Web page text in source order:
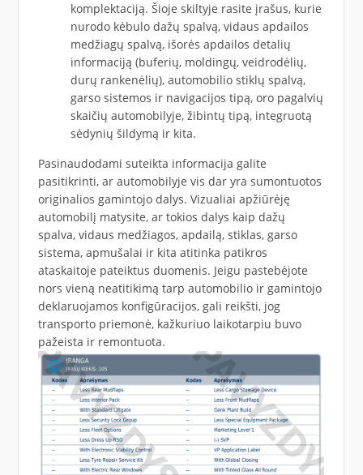
komplektaciją. Šioje skiltyje rasite įrašus, kurie
nurodo kėbulo dažų spalvą, vidaus apdailos
medžiagų spalvą, išorės apdailos detalių
informaciją (buferių, moldingų, veidrodėlių,
durų rankenėlių), automobilio stiklų spalvą,
garso sistemos ir navigacijos tipą, oro pagalvių
skaičių automobilyje, žibintų tipą, integruotą
sėdynių šildymą ir kita.
Pasinaudodami suteikta informacija galite
pasitikrinti, ar automobilyje vis dar yra sumontuotos
originalios gamintojo dalys. Vizualiai apžiūrėję
automobilį matysite, ar tokios dalys kaip dažų
spalva, vidaus medžiagos, apdailą, stiklas, garso
sistema, apmušalai ir kita atitinka patikros
ataskaitoje pateiktus duomenis. Jeigu pastebėjote
nors vieną neatitikimą tarp automobilio ir gamintojo
deklaruojamos konfigūracijos, gali reikšti, jog
transporto priemonė, kažkuriuo laikotarpiu buvo
pažeista ir remontuota.